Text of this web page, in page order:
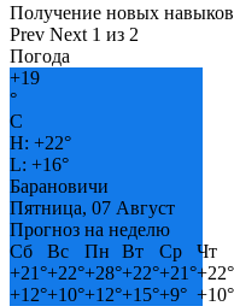
Получение новых
Prev Next 1 из 2
Погода
+19
°
C
H: +22°
L: +16°
Барановичи
Пятница, 07 Август
Прогноз на неделю
Сб
Вс Пн Вт Ср
Чт
+21°+22°+28°+22°+21°+22°
+12°+10°+12°+15°+9° +10°